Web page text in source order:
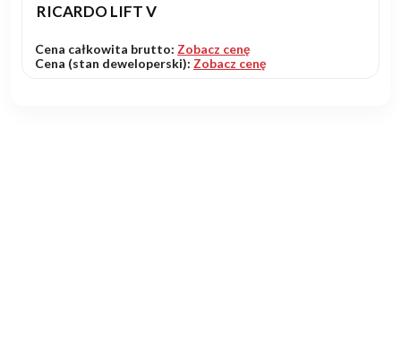
RICARDO LIFT V
Cena całkowita brutto: Zobacz cenę
Cena (stan deweloperski): Zobacz cenę